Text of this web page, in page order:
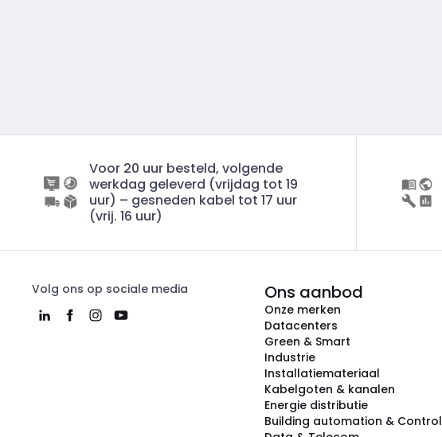
Voor 20 uur besteld, volgende
werkdag geleverd (vrijdag tot 19
uur) – gesneden kabel tot 17 uur
(vrij. 16 uur)
Volg ons op sociale media Ons aanbod
Onze merken
Datacenters
Green & Smart
Industrie
Installatiemateriaal
Kabelgoten & kanalen
Energie distributie
Building automation & Control